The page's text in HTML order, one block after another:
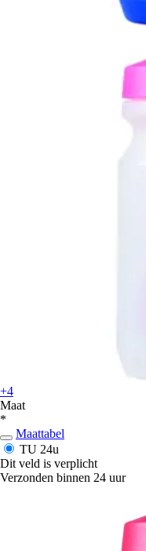
+4
Maat
*
Maattabel
TU 24u
Dit veld is verplicht
Verzonden binnen 24 uur